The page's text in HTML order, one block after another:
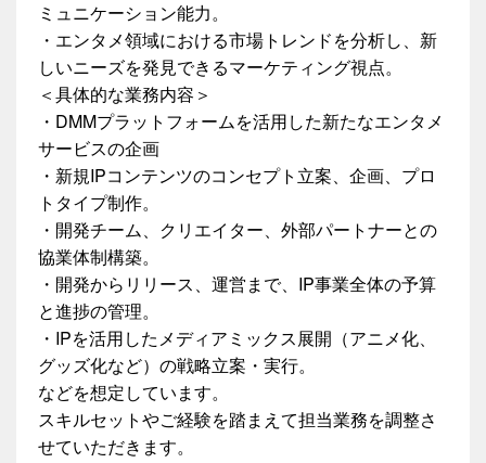
ミュニケーション能力。
・エンタメ領域における市場トレンドを分析し、新
しいニーズを発見できるマーケティング視点。
＜具体的な業務内容＞
・DMMプラットフォームを活用した新たなエンタメ
サービスの企画
・新規IPコンテンツのコンセプト立案、企画、プロ
トタイプ制作。
・開発チーム、クリエイター、外部パートナーとの
協業体制構築。
・開発からリリース、運営まで、IP事業全体の予算
と進捗の管理。
・IPを活用したメディアミックス展開（アニメ化、
グッズ化など）の戦略立案・実行。
などを想定しています。
スキルセットやご経験を踏まえて担当業務を調整さ
せていただきます。